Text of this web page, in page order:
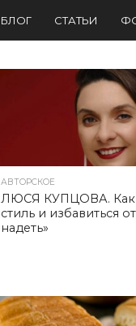
БЛОГ СТАТЬИ
АВТОРСКОЕ
ЛЮСЯ КУПЦОВА. Как
стиль и избавиться
надеть»